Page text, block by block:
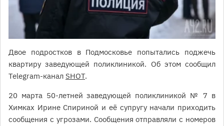
Двое подростков в Подмосковье попытались поджечь
квартиру заведующей поликлиникой. Об этом сообщил
Telegram-канал SHOT.
20 марта 50-летней заведующей поликлиникой № 7 в
Химках Ирине Спириной и её супругу начали приходить
сообщения с угрозами. Сообщения отправляли с номеров